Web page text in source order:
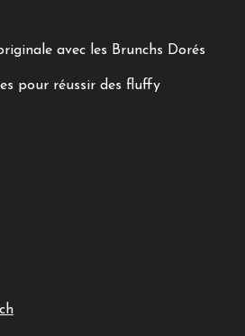
avec les Brunchs Dorés
pour réussir des fluffy